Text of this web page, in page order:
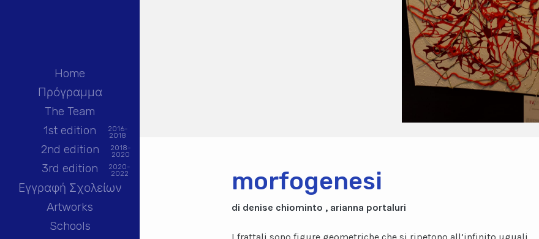
Home
Πρόγραμμα
The Team
1st edition
2016-
2018
2nd edition 2018-
2020
3rd edition 2020-
2022
Εγγραφή Σχολείων
Artworks
Schools
morfogenesi
di denise chiominto , arianna portaluri